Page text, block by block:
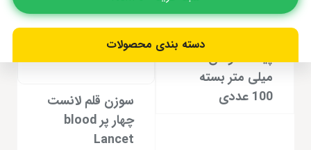
دسته بندی محصولاتسوزن قلم انسولین
پیک سلوشن 6
میلی متر بسته
100 عددی
سوزن قلم لانست
چهار پر blood
Lancet